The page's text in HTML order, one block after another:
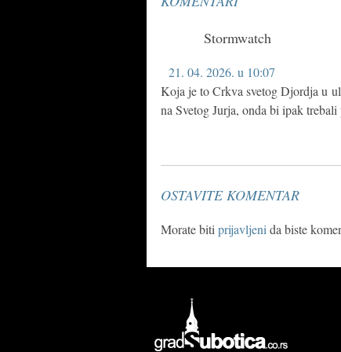
Stormwatch
21. 04. 2026. u 10:07
Koja je to Crkva svetog Djordja u
na Svetog Jurja, onda bi ipak
OSTAVITE KOMENTAR
Morate biti prijavljeni da biste